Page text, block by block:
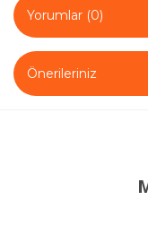
Yorumlar (0)
Önerileriniz